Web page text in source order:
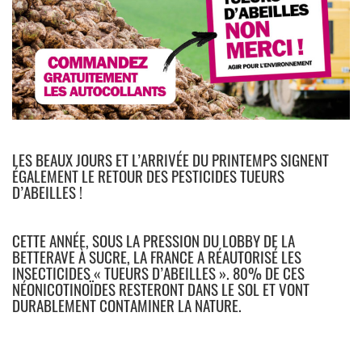
LES BEAUX JOURS ET L’ARRIVÉE DU PRINTEMPS SIGNENT
ÉGALEMENT LE RETOUR DES PESTICIDES TUEURS
D’ABEILLES !
CETTE ANNÉE, SOUS LA PRESSION DU LOBBY DE LA
BETTERAVE À SUCRE, LA FRANCE A RÉAUTORISÉ LES
INSECTICIDES « TUEURS D’ABEILLES ». 80% DE CES
NÉONICOTINOÏDES RESTERONT DANS LE SOL ET VONT
DURABLEMENT CONTAMINER LA NATURE.